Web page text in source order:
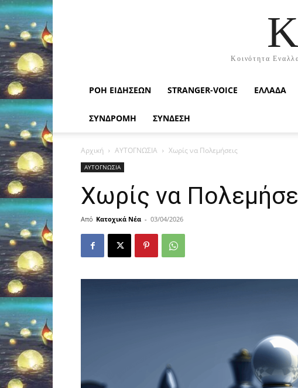
Κοινότητα
ΡΟΉ ΕΙΔΉΣΕΩΝ STRANGER-VOICE ΕΛΛΑΔΑ
ΣΥΝΔΡΟΜΗ ΣΥΝΔΕΣΗ
Αρχική ΑΥΤΟΓΝΩΣΙΑ Χωρίς να Πολεμήσεις
ΑΥΤΟΓΝΩΣΙΑ
Χωρίς να
Από Κατοχικά Νέα - 03/04/2026